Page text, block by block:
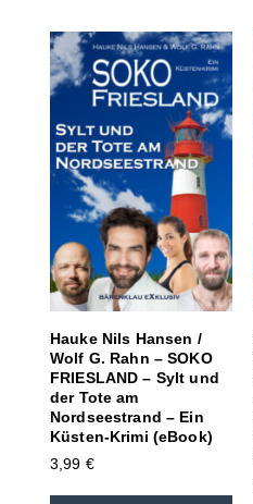
Hauke Nils Hansen /
Wolf G. Rahn – SOKO
FRIESLAND – Sylt und
der Tote am
Nordseestrand – Ein
Küsten-Krimi (eBook)
3,99 €